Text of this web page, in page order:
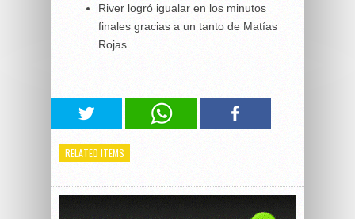
River logró igualar en los minutos
finales gracias a un tanto de Matías
Rojas.
RELATED ITEMS